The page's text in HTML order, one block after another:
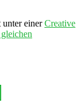
unter einerCreative